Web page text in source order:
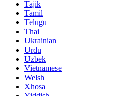
Tajik
Tamil
Telugu
Thai
Ukrainian
Urdu
Uzbek
Vietnamese
Welsh
Xhosa